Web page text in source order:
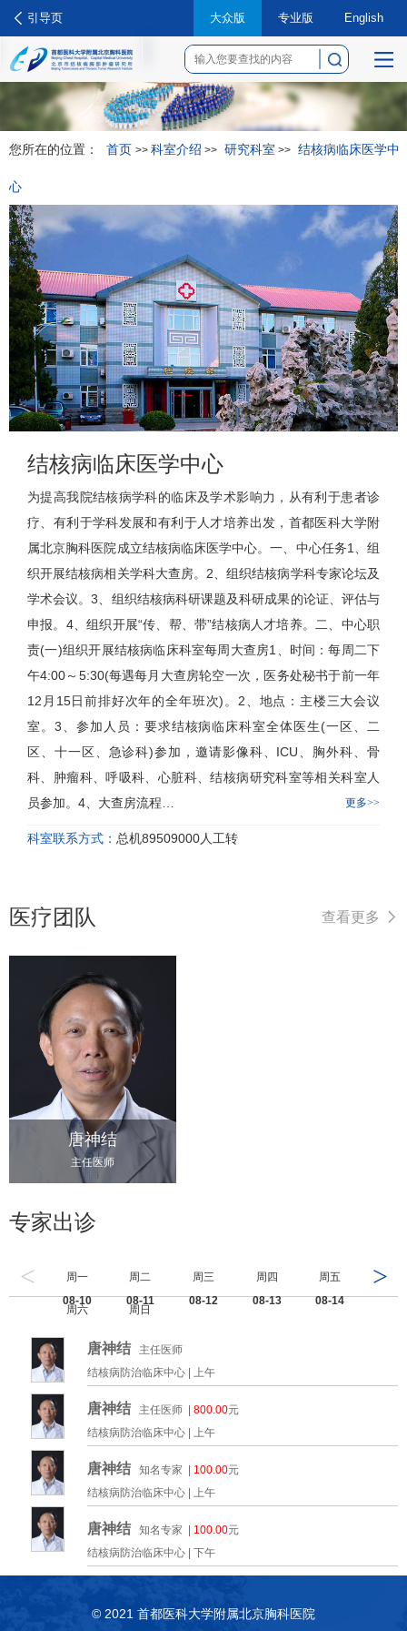
引导页 大众版 专业版 English
菜
您所在的位置： 首页 >> 科室介绍 >> 研究科室 >> 结核病临床医学中
心
结核病临床医学中心
为提高我院结核病学科的临床及学术影响力，从有利于患者诊
疗、有利于学科发展和有利于人才培养出发，首都医科大学附
属北京胸科医院成立结核病临床医学中心。一、中心任务1、组
织开展结核病相关学科大查房。2、组织结核病学科专家论坛及
学术会议。3、组织结核病科研课题及科研成果的论证、评估与
申报。4、组织开展“传、帮、带”结核病人才培养。二、中心职
责(一)组织开展结核病临床科室每周大查房1、时间：每周二下
午4:00～5:30(每遇每月大查房轮空一次， 医务处秘书于前一年
12月15日前排好次年的全年班次)。2、地点：主楼三大会议
室。3、参加人员：要求结核病临床科室全体医生(一区、二
区、十一区、 急诊科)参加，邀请影像科、ICU、 胸外科 、骨
科 、肿瘤科、呼吸科、心脏科、结核病研究科室等相关科室人
员参加。4、大查房流程…
更多>>
科室联系方式： 总机89509000人工转
查看更多
医疗团队
唐神结
主任医师
专家出诊
<
周一
08-10
周二
08-11
周三
08-12
周四
08-13
周五
08-14
周六
周日
>
唐神结
主任医师
结核病防治临床中心 | 上午
唐神结 主任医师 | 800.00元
结核病防治临床中心 | 上午
唐神结 知名专家 | 100.00元
结核病防治临床中心 | 上午
唐神结 知名专家 | 100.00元
结核病防治临床中心 | 下午
© 2021 首都医科大学附属北京胸科医院